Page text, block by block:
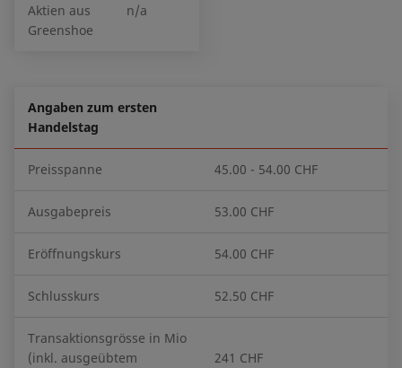
Aktien aus
Greenshoe
n/a
Angaben zum ersten
Handelstag
Preisspanne 45.00 - 54.00 CHF
Ausgabepreis 53.00 CHF
Eröffnungskurs 54.00 CHF
Schlusskurs 52.50 CHF
Transaktionsgrösse in Mio
(inkl. ausgeübtem
241 CHF